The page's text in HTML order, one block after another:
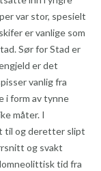
var stor, spesielt
er vanlige som
Sør for Stad er
er det
vanlig fra
i form av tynne
måter. I
til og deretter slipt
og svakt
tid fra